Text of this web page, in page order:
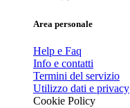
Area personale
Help e Faq
Info e contatti
Termini del servizio
Utilizzo dati e privacy
Cookie Policy